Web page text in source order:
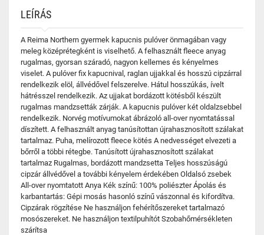
LEÍRÁS
A Reima Northern gyermek kapucnis pulóver önmagában vagy
meleg középrétegként is viselhető. A felhasznált fleece anyag
rugalmas, gyorsan száradó, nagyon kellemes és kényelmes
viselet. A pulóver fix kapucnival, raglan ujjakkal és hosszú cipzárral
rendelkezik elöl, állvédővel felszerelve. Hátul hosszúkás, ívelt
hátrésszel rendelkezik. Az ujjakat bordázott kötésből készült
rugalmas mandzsetták zárják. A kapucnis pulóver két oldalzsebbel
rendelkezik. Norvég motívumokat ábrázoló all-over nyomtatással
díszített. A felhasznált anyag tanúsítottan újrahasznosított szálakat
tartalmaz. Puha, melírozott fleece kötés A nedvességet elvezeti a
bőrről a többi rétegbe. Tanúsított újrahasznosított szálakat
tartalmaz Rugalmas, bordázott mandzsetta Teljes hosszúságú
cipzár állvédővel a további kényelem érdekében Oldalsó zsebek
All-over nyomtatott Anya Kék színű: 100% poliészter Ápolás és
karbantartás: Gépi mosás hasonló színű vászonnal és kifordítva.
Cipzárak rögzítése Ne használjon fehérítőszereket tartalmazó
mosószereket. Ne használjon textilpuhítót Szobahőmérsékleten
szárítsa